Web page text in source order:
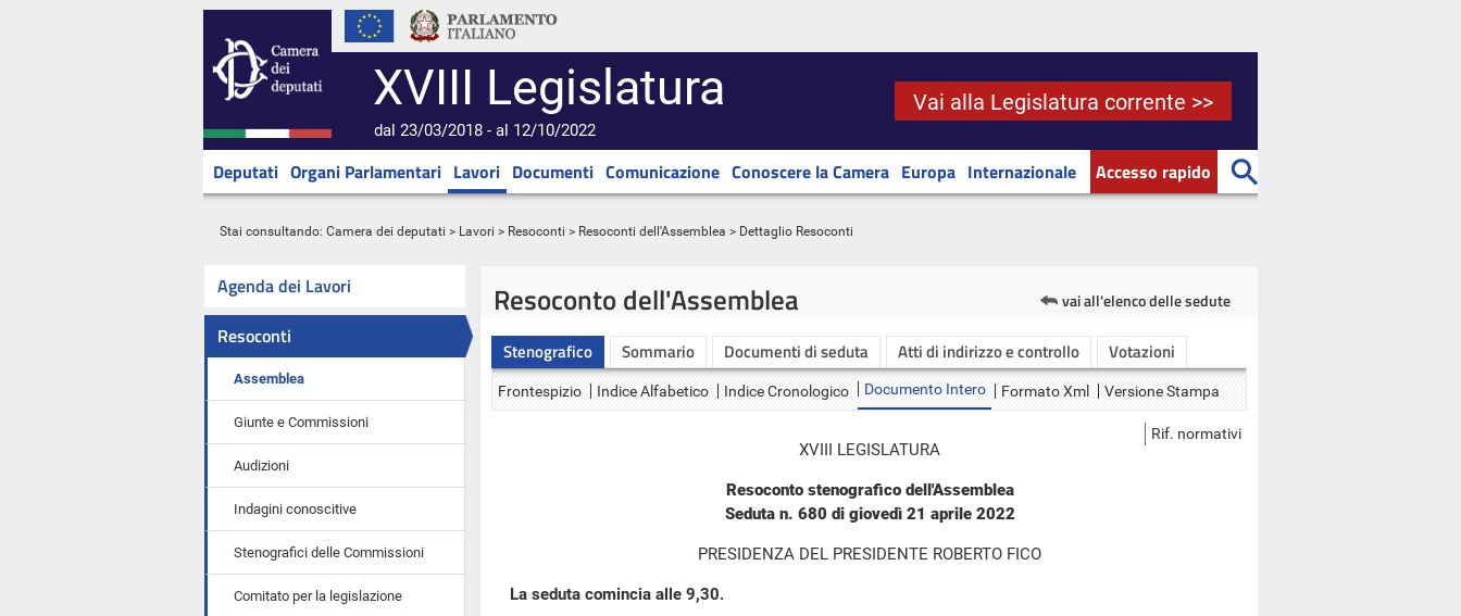
XVIII Legislatura
dal 23/03/2018 - al 12/10/2022
Vai alla Legislatura corrente >>
Deputati Organi Parlamentari Lavori Documenti Comunicazione Conoscere la Camera Europa Internazionale Accesso rapido
Stai consultando: Camera dei deputati > Lavori > Resoconti > Resoconti dell'Assemblea > Dettaglio Resoconti
Agenda dei Lavori
Resoconti
Assemblea
Giunte e Commissioni
Audizioni
Indagini conoscitive
Stenografici delle Commissioni
Comitato per la legislazione
Resoconto dell'Assemblea vai all'elenco delle sedute
Stenografico Sommario Documenti di seduta Atti di indirizzo e controllo Votazioni
Frontespizio Indice Alfabetico Indice Cronologico Documento Intero Formato Xml Versione Stampa
Rif. normativi
XVIII LEGISLATURA
Resoconto stenografico dell'Assemblea
Seduta n. 680 di giovedì 21 aprile 2022
PRESIDENZA DEL PRESIDENTE ROBERTO FICO
La seduta comincia alle 9,30.